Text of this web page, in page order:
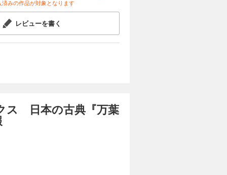
済みの作品が対象となります
レビューを書く
ス 日本の古典『万葉